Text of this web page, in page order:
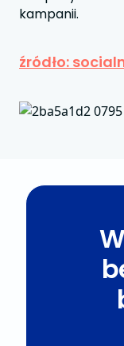
kampanii.
źródło: